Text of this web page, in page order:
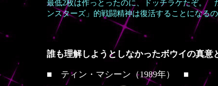
最低2枚は作っとったのに、ドッチラケたぞ。
ンスターズ」的戦闘精神は復活することになる
誰も理解しようとしなかったボウイの真意
■ ティン・マシーン（1989年） ■